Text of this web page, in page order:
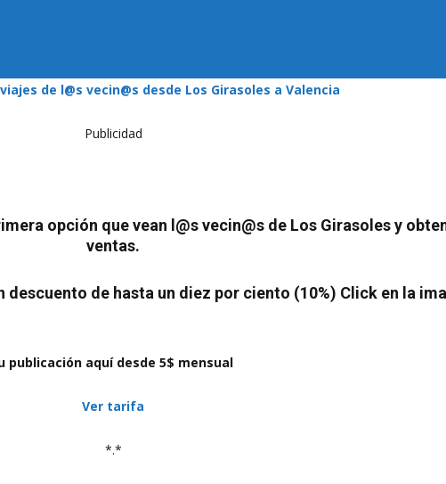
de l@s vecin@s desde Los Girasoles a Valencia
Publicidad
opción que vean l@s vecin@s de Los Girasoles y
ventas.
de hasta un diez por ciento (10%) Click en la
publicación aquí desde 5$ mensual
Ver tarifa
*.*